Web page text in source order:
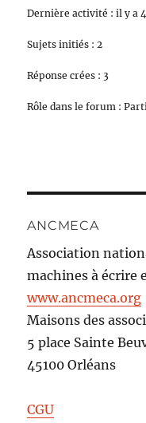
Dernière activité : il y a
Sujets initiés : 2
Réponse crées : 3
Rôle dans le forum :
ANCMECA
Association
machines à écrire
www.ancmeca.org
Maisons des
5 place Sainte
45100 Orléans
CGU